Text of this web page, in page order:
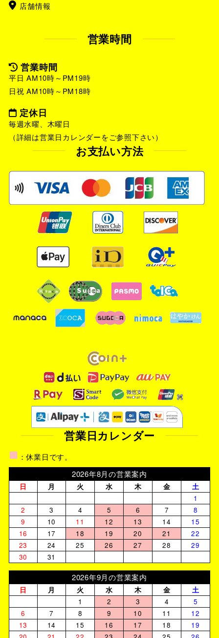
店舗情報
営業時間
営業時間
平日 AM10時～PM19時
日祝 AM10時～PM18時
定休日
毎週水曜、木曜日
（詳細は営業日カレンダーをご参照下さい）
お支払い方法
営業日カレンダー
■ ：休業日です。
2026年8月の営業案内
日 月 火 水 木 金
土
1
2
3 4 5 6 7
8
9
10 11 12 13 14
15
16
17 18 19 20 21
22
23
24 25 26 27 28
29
30
31
2026年9月の営業案内
日 月 火 水 木 金
土
1
2 3 4
5
6
7 8 9 10 11
12
13
14 15 16 17 18
19